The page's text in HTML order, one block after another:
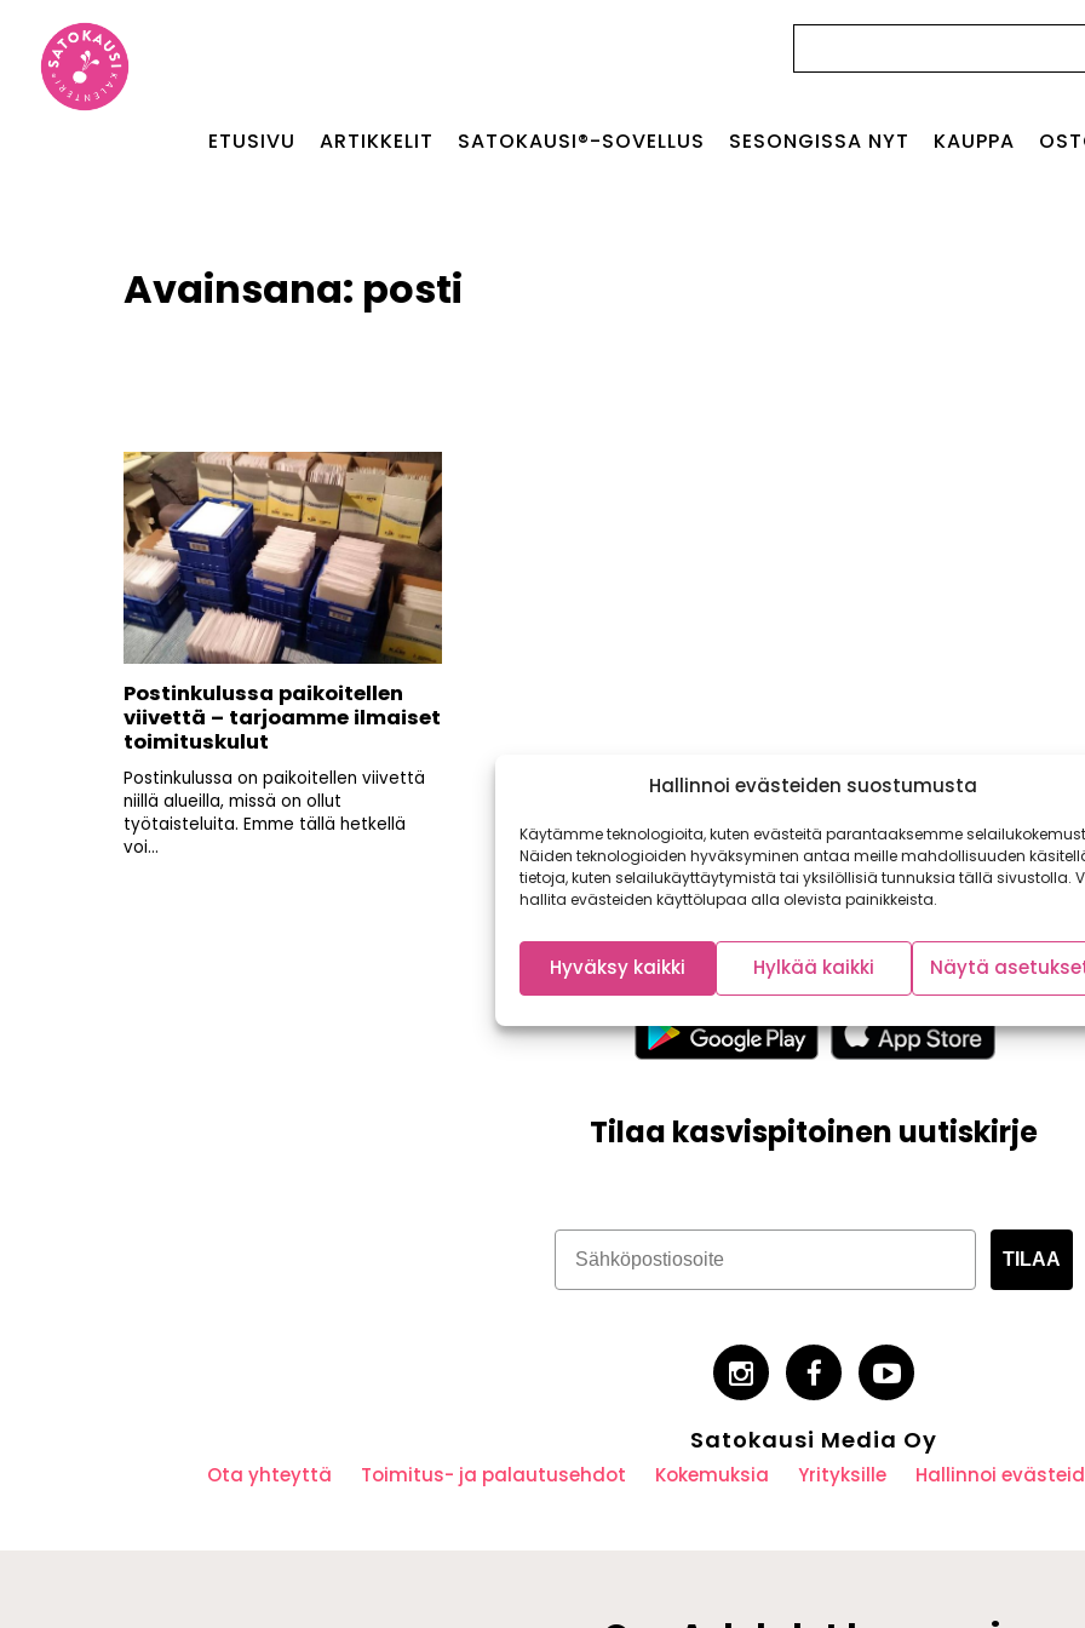
Hallinnoi evästeiden suostumusta
Käytämme teknologioita, kuten evästeitä parantaaksemme
Näiden teknologioiden hyväksyminen antaa meille mahdollisuuden
tietoja, kuten selailukäyttäytymistä tai yksilöllisiä tunnuksia tällä sivustolla.
hallita evästeiden käyttölupaa alla olevista painikkeista.
Hyväksy kaikki Hylkää kaikki Näytä
ETUSIVU ARTIKKELIT SATOKAUSI®-SOVELLUS SESONGISSA NYT KAUPPA
Avainsana: posti
Postinkulussa paikoitellen
viivettä – tarjoamme ilmaiset
toimituskulut
Postinkulussa on paikoitellen viivettä
niillä alueilla, missä on ollut
työtaisteluita. Emme tällä hetkellä
voi...
Tilaa kasvispitoinen uutiskirje
TILAA
Satokausi Media Oy
Ota yhteyttä Toimitus- ja palautusehdot Kokemuksia Yrityksille Hallinnoi